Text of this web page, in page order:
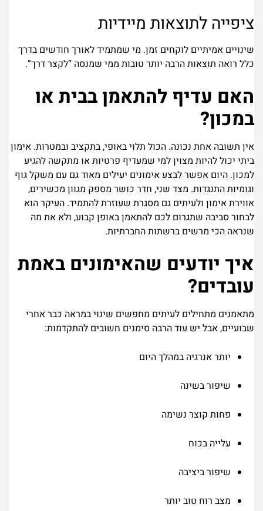
ציפייה לתוצאות מיידיות
שינויים אמיתיים לוקחים זמן. מי שמתמיד לאורך חודשים בדרך
כלל רואה תוצאות הרבה יותר טובות ממי שמנסה “לקצר דרך”.
האם עדיף להתאמן בבית או
במכון?
אין תשובה אחת נכונה. הכול תלוי באופי, בתקציב ובמטרות. אימון
ביתי יכול להיות מצוין למי שמעדיף פרטיות או מתקשה להגיע
למכון. היום אפשר לבצע אימונים יעילים מאוד גם עם משקל גוף
וגומיות התנגדות. מצד שני, חדר כושר מספק מגוון מכשירים,
אווירת אימון ולעיתים גם מסגרת שעוזרת להתמיד. העיקר הוא
לבחור סביבה שתגרום לכם להתאמן באופן קבוע, ולא את מה
שנראה הכי מרשים ברשתות החברתיות.
איך יודעים שהאימונים באמת
עובדים?
מתאמנים מתחילים לעיתים מחפשים שינוי במראה כבר אחרי
שבועיים, אבל יש עוד הרבה סימנים חשובים להתקדמות:
יותר אנרגיה במהלך היום
שיפור בשינה
פחות קוצר נשימה
עלייה בכוח
שיפור ביציבה
מצב רוח טוב יותר